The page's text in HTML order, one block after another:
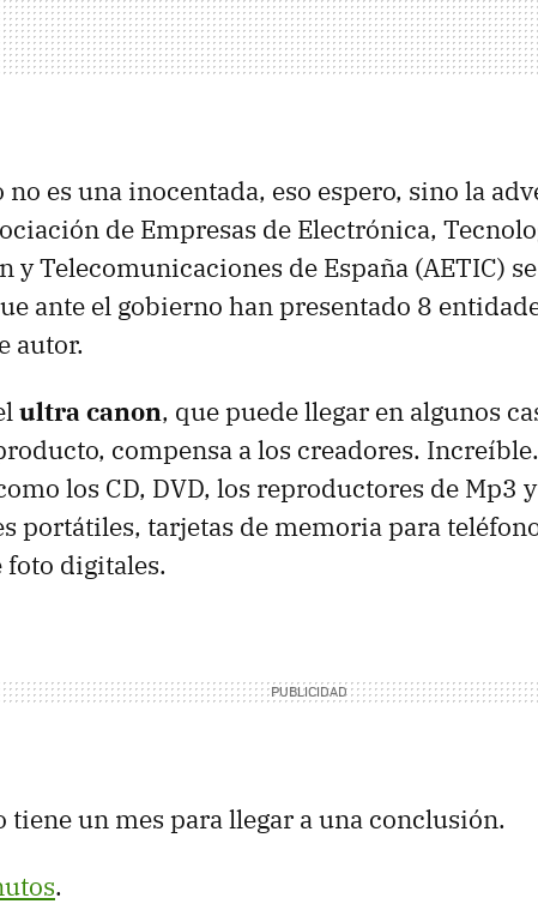
no es una inocentada, eso espero, sino la
de Empresas de Electrónica,
y Telecomunicaciones de España (AETIC)
ante el gobierno han presentado 8
autor.
ultra canon, que puede llegar en algunos
compensa a los creadores.
los CD, DVD, los reproductores de Mp3 y
portátiles, tarjetas de memoria para
foto digitales.
tiene un mes para llegar a una conclusión.
.